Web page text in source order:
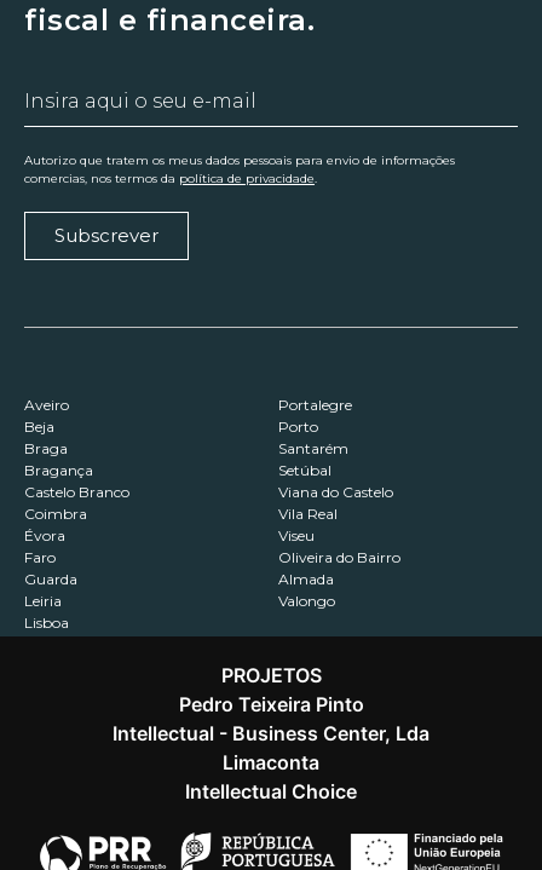
fiscal e financeira.
Autorizo que tratem os meus dados pessoais para envio de informações
comercias, nos termos da política de privacidade.
Subscrever
Aveiro
Beja
Braga
Bragança
Castelo Branco
Coimbra
Évora
Faro
Guarda
Leiria
Lisboa
Portalegre
Porto
Santarém
Setúbal
Viana do Castelo
Vila Real
Viseu
Oliveira do Bairro
Almada
Valongo
Contactos Recrutamento Política de Privacidade
PROJETOS
Pedro Teixeira Pinto
Intellectual - Business Center, Lda
Limaconta
Intellectual Choice